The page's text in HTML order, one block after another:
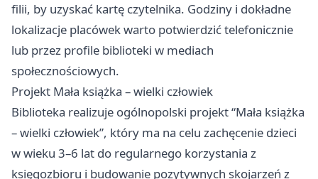
filii, by uzyskać kartę czytelnika. Godziny i dokładne
lokalizacje placówek warto potwierdzić telefonicznie
lub przez profile biblioteki w mediach
społecznościowych.
Projekt Mała książka – wielki człowiek
Biblioteka realizuje ogólnopolski projekt “Mała książka
– wielki człowiek”, który ma na celu zachęcenie dzieci
w wieku 3–6 lat do regularnego korzystania z
księgozbioru i budowanie pozytywnych skojarzeń z